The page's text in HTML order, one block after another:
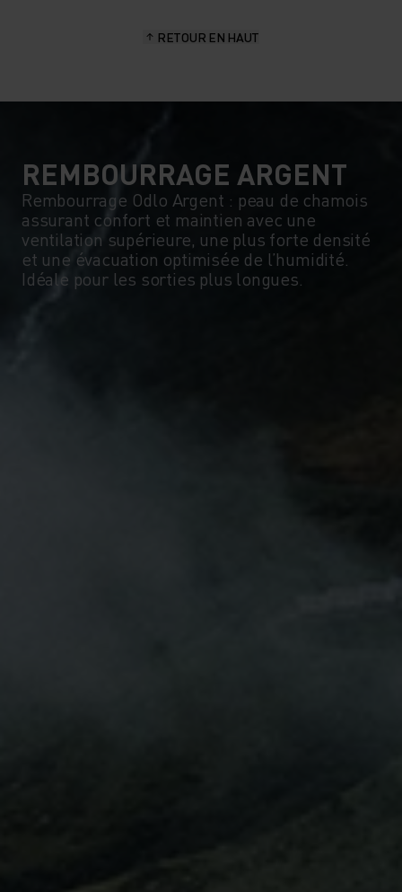
RETOUR EN HAUT
REMBOURRAGE ARGENT
Rembourrage Odlo Argent : peau de chamois
assurant confort et maintien avec une
ventilation supérieure, une plus forte densité
et une évacuation optimisée de l’humidité.
Idéale pour les sorties plus longues.